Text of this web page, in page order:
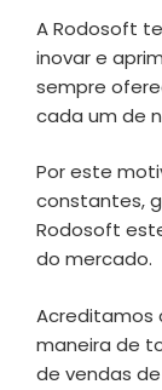
A Rodosoft
inovar e
sempre
cada um de
Por este
constantes,
Rodosoft
do mercado.
Acreditamos
maneira de
de vendas